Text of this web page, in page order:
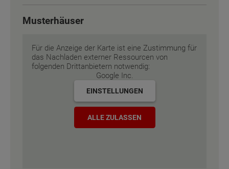
Musterhäuser
Für die Anzeige der Karte ist eine Zustimmung für
das Nachladen externer Ressourcen von
folgenden Drittanbietern notwendig:
Google Inc.
EINSTELLUNGEN
ALLE ZULASSEN